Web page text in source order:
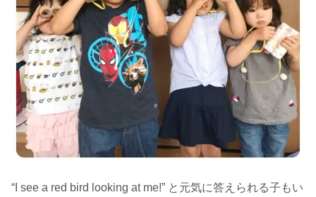
“I see a red bird looking at me!” と元気に答えられる子もい